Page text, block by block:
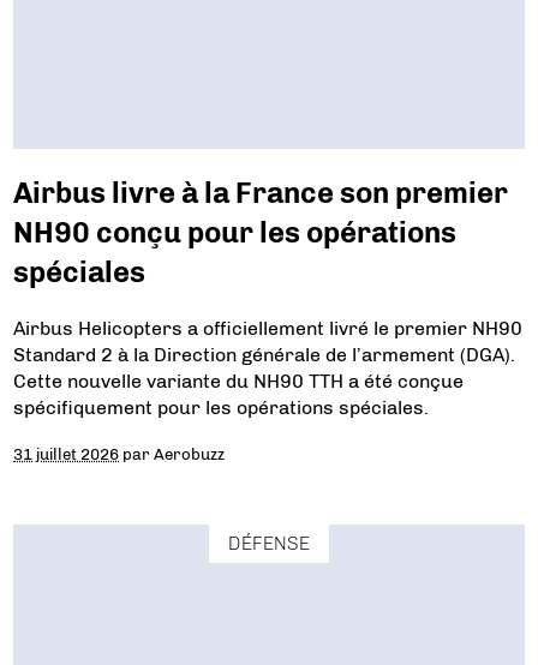
Airbus livre à la France son premier
NH90 conçu pour les opérations
spéciales
Airbus Helicopters a officiellement livré le premier NH90
Standard 2 à la Direction générale de l’armement (DGA).
Cette nouvelle variante du NH90 TTH a été conçue
spécifiquement pour les opérations spéciales.
31 juillet 2026 parAerobuzz
DÉFENSE